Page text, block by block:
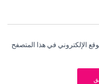
الإلكتروني في هذا المتصفح